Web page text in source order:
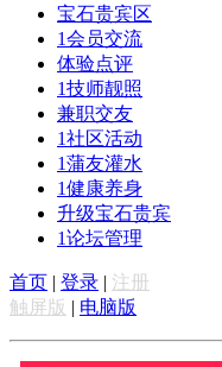
宝石贵宾区
1会员交流
体验点评
1技师靓照
兼职交友
1社区活动
1蒲友灌水
1健康养身
升级宝石贵宾
1论坛管理
首页 | 登录 | 注册
触屏版 | 电脑版